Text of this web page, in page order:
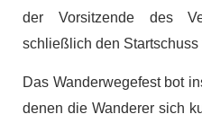
der Vorsitzende des
schließlich den Startschuss
Das Wanderwegefest bot
denen die Wanderer sich